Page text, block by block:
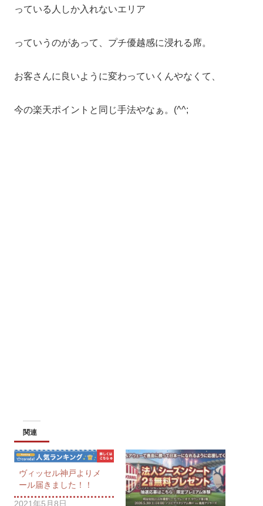
っている人しか入れないエリア
っていうのがあって、プチ優越感に浸れる席。
お客さんに良いように変わっていくんやなくて、
今の楽天ポイントと同じ手法やなぁ。(^^;
関連
ヴィッセル神戸よりメ
ール届きました！！
2021年5月8日